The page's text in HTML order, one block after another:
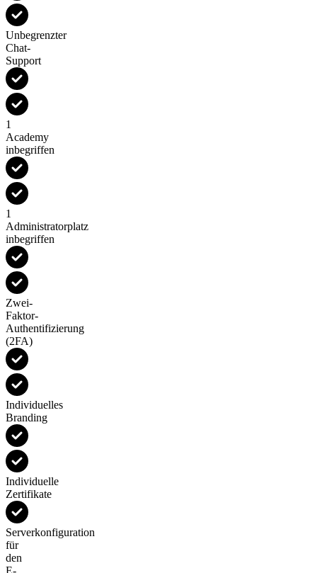
Unbegrenzter
Chat-
Support
1
Academy
inbegriffen
1
Administratorplatz
inbegriffen
Zwei-
Faktor-
Authentifizierung
(2FA)
Individuelles
Branding
Individuelle
Zertifikate
Serverkonfiguration
für
den
E-